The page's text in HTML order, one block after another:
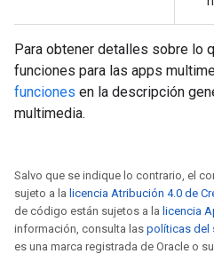
Para obtener detalles sobre lo
funciones para las apps
funciones en la descripción
multimedia.
Salvo que se indique lo contrario, el
sujeto a la licencia Atribución 4.0 de
de código están sujetos a la licencia
información, consulta las políticas del
es una marca registrada de Oracle o